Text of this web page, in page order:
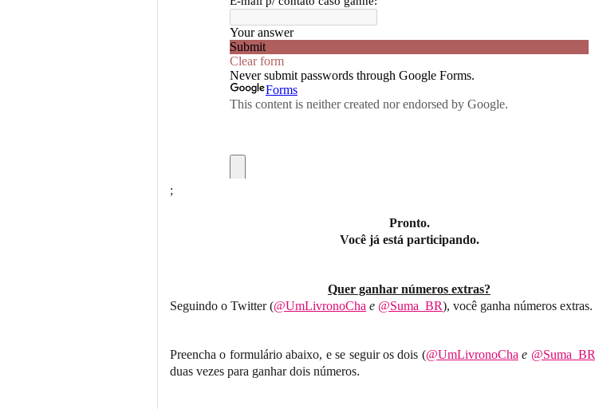
;
Pronto.
Você já está participando.
Quer ganhar números extras?
Seguindo o Twitter (@UmLivronoCha e @Suma_BR), você ganha números extras.
Preencha o formulário abaixo, e se seguir os dois (@UmLivronoCha e @Suma_BR
duas vezes para ganhar dois números.